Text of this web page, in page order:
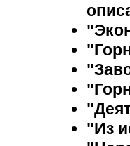
"Из